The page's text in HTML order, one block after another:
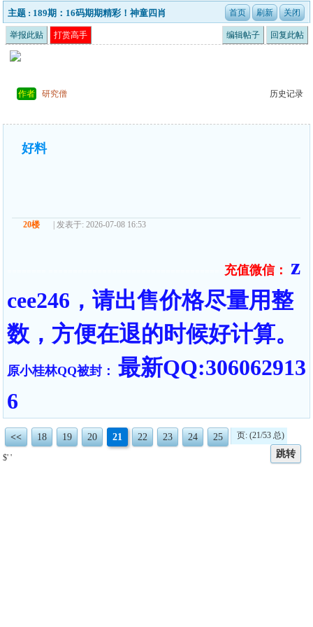
主题 : 189期：16码期期精彩！神童四肖
举报此贴 打赏高手 编辑帖子 回复此帖
作者 研究僧 历史记录
好料
20楼 | 发表于: 2026-07-08 16:53
充值微信：
z
cee246，请出售价格尽量用整
数，方便在退的时候好计算。
原小桂林QQ被封： 最新QQ:306062913
6
<< 18 19 20 21 22 23 24 25 页: (21/53 总)
跳转
$' '